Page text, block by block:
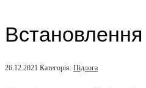
Встановлення
26.12.2021 Категорія: Підлога